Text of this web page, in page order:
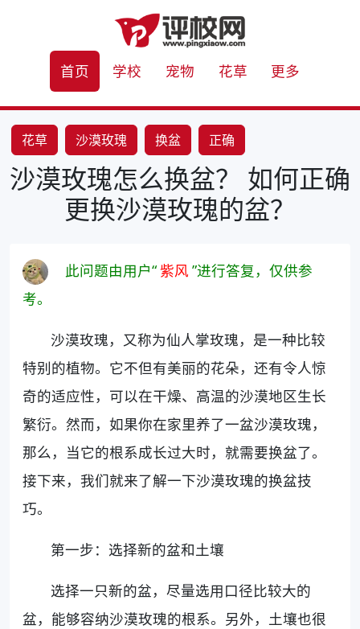
首页 学校 宠物 花草 更多
花草 沙漠玫瑰 换盆 正确
沙漠玫瑰怎么换盆？ 如何正确
更换沙漠玫瑰的盆？
此问题由用户“紫风 ”进行答复，仅供参
考。
沙漠玫瑰，又称为仙人掌玫瑰，是一种比较
特别的植物。它不但有美丽的花朵，还有令人惊
奇的适应性，可以在干燥、高温的沙漠地区生长
繁衍。然而，如果你在家里养了一盆沙漠玫瑰，
那么，当它的根系成长过大时，就需要换盆了。
接下来，我们就来了解一下沙漠玫瑰的换盆技
巧。
第一步：选择新的盆和土壤
选择一只新的盆，尽量选用口径比较大的
盆，能够容纳沙漠玫瑰的根系。另外，土壤也很